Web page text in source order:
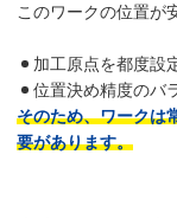
このワークの位置が
加工原点を都度設
位置決め精度のバ
そのため、ワークは
要があります。